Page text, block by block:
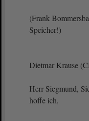
(Frank
Speicher!)
Dietmar Krause
Herr Siegmund,
hoffe ich,